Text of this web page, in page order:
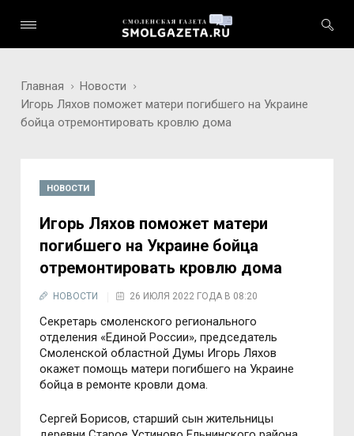
Главная
Новости
Игорь Ляхов поможет матери погибшего на Украине
бойца отремонтировать кровлю дома
НОВОСТИ
Игорь Ляхов поможет матери
погибшего на Украине бойца
отремонтировать кровлю дома
НОВОСТИ 26 ИЮЛЯ 2022 ГОДА В 08:20
Секретарь смоленского регионального
отделения «Единой России», председатель
Смоленской областной Думы Игорь Ляхов
окажет помощь матери погибшего на Украине
бойца в ремонте кровли дома.
Сергей Борисов, старший сын жительницы